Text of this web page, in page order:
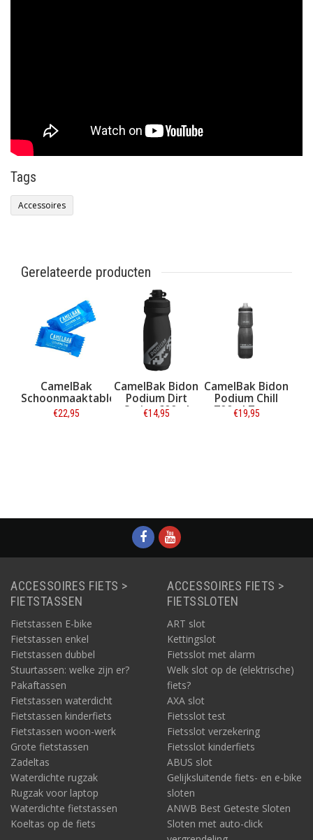
Tags
Accessoires
Gerelateerde producten
CamelBak
Schoonmaaktabletten
€22,95
CamelBak Bidon
Podium Dirt
Series 600ml
Black
€14,95
CamelBak Bidon
Podium Chill
700ml Zwart
€19,95
ACCESSOIRES FIETS >
FIETSTASSEN
Fietstassen E-bike
Fietstassen enkel
Fietstassen dubbel
Stuurtassen: welke zijn er?
Pakaftassen
Fietstassen waterdicht
Fietstassen kinderfiets
Fietstassen woon-werk
Grote fietstassen
Zadeltas
Waterdichte rugzak
Rugzak voor laptop
Waterdichte fietstassen
Koeltas op de fiets
ACCESSOIRES FIETS >
FIETSSLOTEN
ART slot
Kettingslot
Fietsslot met alarm
Welk slot op de (elektrische)
fiets?
AXA slot
Fietsslot test
Fietsslot verzekering
Fietsslot kinderfiets
ABUS slot
Gelijksluitende fiets- en e-bike
sloten
ANWB Best Geteste Sloten
Sloten met auto-click